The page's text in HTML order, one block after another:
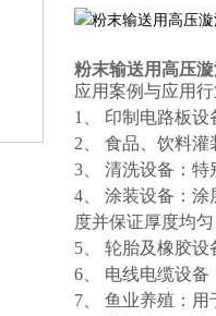
粉末输送用高压
应用案例与应用
1、 印制电路板
2、 食品、饮料
3、 清洗设备：
4、 涂装设备：
度并保证厚度均
5、 轮胎及橡胶
6、 电线电缆设
7、 鱼业养殖：